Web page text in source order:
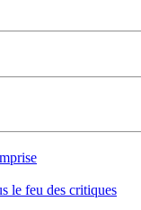
le feu des critiques